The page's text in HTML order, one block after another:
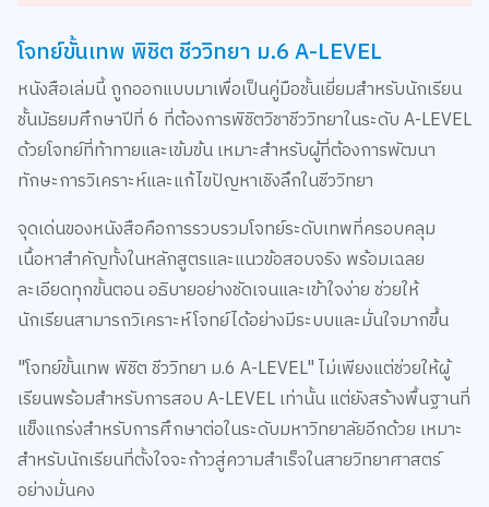
โจทย์ขั้นเทพ พิชิต ชีววิทยา ม.6 A-LEVEL
หนังสือเล่มนี้ ถูกออกแบบมาเพื่อเป็นคู่มือชั้นเยี่ยมสำหรับนักเรียน
ชั้นมัธยมศึกษาปีที่ 6 ที่ต้องการพิชิตวิชาชีววิทยาในระดับ A-LEVEL
ด้วยโจทย์ที่ท้าทายและเข้มข้น เหมาะสำหรับผู้ที่ต้องการพัฒนา
ทักษะการวิเคราะห์และแก้ไขปัญหาเชิงลึกในชีววิทยา
จุดเด่นของหนังสือคือการรวบรวมโจทย์ระดับเทพที่ครอบคลุม
เนื้อหาสำคัญทั้งในหลักสูตรและแนวข้อสอบจริง พร้อมเฉลย
ละเอียดทุกขั้นตอน อธิบายอย่างชัดเจนและเข้าใจง่าย ช่วยให้
นักเรียนสามารถวิเคราะห์โจทย์ได้อย่างมีระบบและมั่นใจมากขึ้น
"โจทย์ขั้นเทพ พิชิต ชีววิทยา ม.6 A-LEVEL" ไม่เพียงแต่ช่วยให้ผู้
เรียนพร้อมสำหรับการสอบ A-LEVEL เท่านั้น แต่ยังสร้างพื้นฐานที่
แข็งแกร่งสำหรับการศึกษาต่อในระดับมหาวิทยาลัยอีกด้วย เหมาะ
สำหรับนักเรียนที่ตั้งใจจะก้าวสู่ความสำเร็จในสายวิทยาศาสตร์
อย่างมั่นคง